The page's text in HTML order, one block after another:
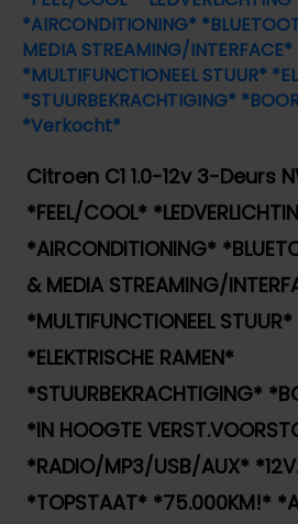
Citroen C1 1.0-12v 3-Deurs
*FEEL/COOL*
*AIRCONDITIONING*
& MEDIA STREAMING/
*MULTIFUNCTIONEEL
*ELEKTRISCHE RAMEN*
*STUURBEKRACHTIGING*
*IN HOOGTE
*RADIO/MP3/USB/AUX*
*TOPSTAAT* *75.000KM!*